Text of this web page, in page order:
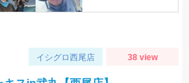
イシグロ西尾店 38 view